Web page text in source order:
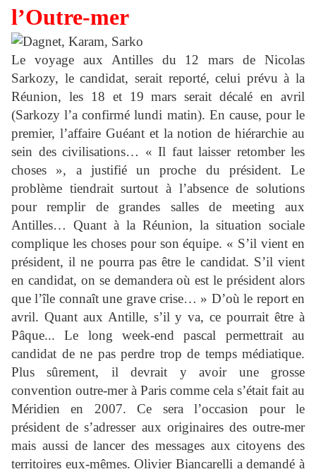
l’Outre-mer
Le voyage aux Antilles du 12 mars de Nicolas
Sarkozy, le candidat, serait reporté, celui prévu à la
Réunion, les 18 et 19 mars serait décalé en avril
(Sarkozy l’a confirmé lundi matin). En cause, pour le
premier, l’affaire Guéant et la notion de hiérarchie au
sein des civilisations… « Il faut laisser retomber les
choses », a justifié un proche du président. Le
problème tiendrait surtout à l’absence de solutions
pour remplir de grandes salles de meeting aux
Antilles… Quant à la Réunion, la situation sociale
complique les choses pour son équipe. « S’il vient en
président, il ne pourra pas être le candidat. S’il vient
en candidat, on se demandera où est le président alors
que l’île connaît une grave crise… » D’où le report en
avril. Quant aux Antille, s’il y va, ce pourrait être à
Pâque... Le long week-end pascal permettrait au
candidat de ne pas perdre trop de temps médiatique.
Plus sûrement, il devrait y avoir une grosse
convention outre-mer à Paris comme cela s’était fait au
Méridien en 2007. Ce sera l’occasion pour le
président de s’adresser aux originaires des outre-mer
mais aussi de lancer des messages aux citoyens des
territoires eux-mêmes. Olivier Biancarelli a demandé à